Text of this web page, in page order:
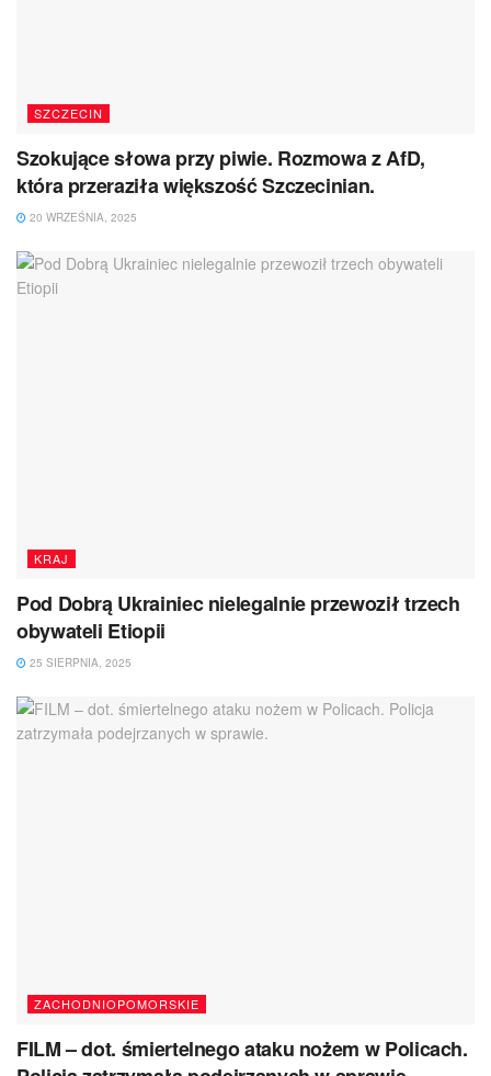
SZCZECIN
Szokujące słowa przy piwie. Rozmowa z AfD,
która przeraziła większość Szczecinian.
20 WRZEŚNIA, 2025
KRAJ
Pod Dobrą Ukrainiec nielegalnie przewoził trzech
obywateli Etiopii
25 SIERPNIA, 2025
ZACHODNIOPOMORSKIE
FILM – dot. śmiertelnego ataku nożem w Policach.